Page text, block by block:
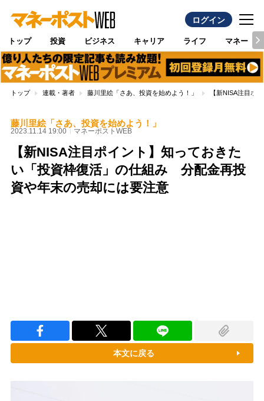
ログイン
トップ 投資 ビジネス キャリア ライフ マネー
トップ 連載・著者 藤川里絵「さあ、投資を始めよう！」 【新NISA注目ポ
藤川里絵「さあ、投資を始めよう！」
2023.11.14 19:00 マネーポストWEB
【新NISA注目ポイント】知っておきた
い「投資枠復活」の仕組み 分配金再投
資や年末の売却には要注意
本文に戻る